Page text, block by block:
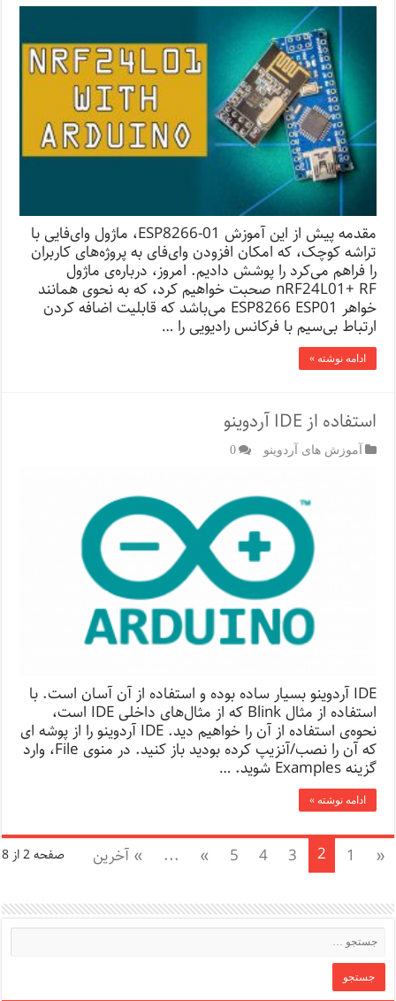
مقدمه‌ پیش از این آموزش ESP8266-01، ماژول وای‌فایی با
تراشه کوچک، که امکان افزودن وای‌فای به پروژه‌های کاربران
را فراهم می‌کرد را پوشش دادیم. امروز، درباره‌ی ماژول
nRF24L01+ RF صحبت خواهیم کرد، که به نحوی همانند
خواهر ESP8266 ESP01 می‌باشد که قابلیت اضافه کردن
ارتباط بی‌سیم با فرکانس رادیویی را …
ادامه نوشته »
استفاده از IDE آردوینو
آموزش های آردوینو 0
IDE آردوینو بسیار ساده بوده و استفاده از آن آسان است. با
استفاده از مثال Blink که از مثال‌های داخلی IDE است،
نحوه‌ی استفاده از آن را خواهیم دید. IDE آردوینو را از پوشه ای
که آن را نصب/آنزیپ کرده بودید باز کنید. در منوی File، وارد
گزینه Examples شوید. …
ادامه نوشته »
صفحه 2 از 8 «
1
2
3
4
5
»
... » آخرین